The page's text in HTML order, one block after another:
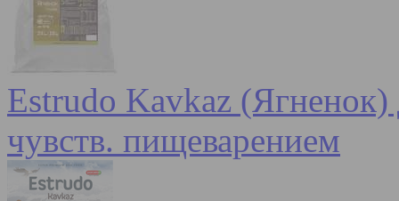
Estrudo Kavkaz (Ягненок)
чувств. пищеварением